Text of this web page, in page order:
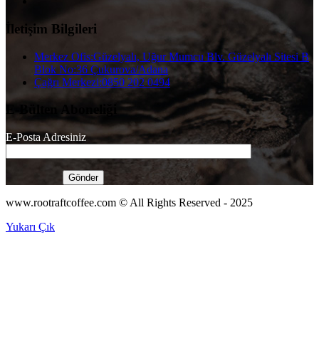
İletişim Bilgileri
Merkez Ofis:Güzelyalı, Uğur Mumcu Blv. Güzelyalı Sitesi B
Blok No:36 Çukurova/Adana
Çağrı Merkezi:0850 202 0494
E-Bülten Aboneliği
E-Posta Adresiniz
www.rootraftcoffee.com © All Rights Reserved - 2025
Yukarı Çık